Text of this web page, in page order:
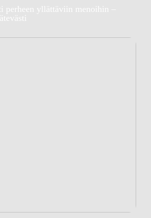
perheen yllättäviin menoihin –